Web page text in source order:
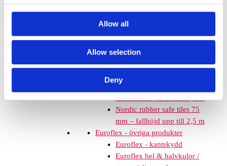
Allow all
Allow selection
Deny
Euroflex fallskyddsmatta 80
Euroflex fallskyddsmatta 90
mm soft - för fallhöjd 3,0
meter
Nordic rubber safe tiles 40
Nordic rubber safe tiles 55
mm – fallhöjd upp till 2,1 m
Nordic rubber safe tiles 75
mm – fallhöjd upp till 2,5 m
Euroflex - övriga produkter
Euroflex - kantskydd
Euroflex hel & halvkulor /